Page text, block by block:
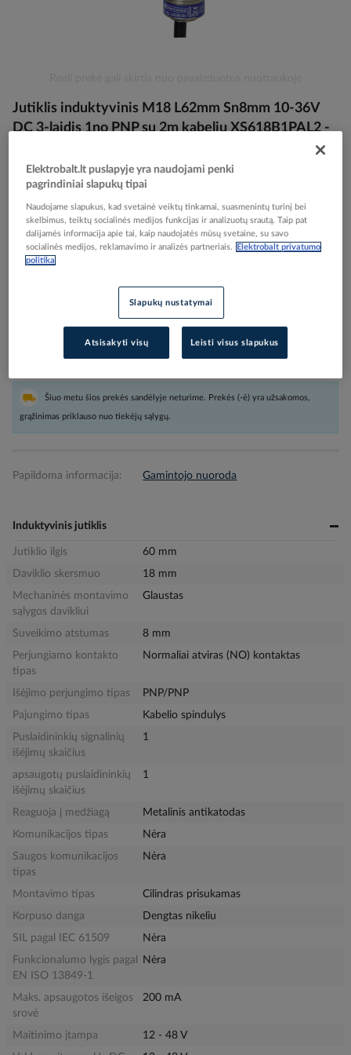
the
beginning
images
gallery
Jutiklis induktyvinis M18 L62mm Sn8mm 10-36V
DC 3-laidis 1no PNP su 2m kabeliu XS618B1PAL2 -
EAN kodas
3389110146349
Gamintojo prekės kodas
XS618B1PAL2
Pristatymo laikas Užsakoma pagal poreikį
Šiuo metu šios prekės sandėlyje neturime. Prekės (-ė) yra užsakomos,
grąžinimas priklauso nuo tiekėjų sąlygų.
Papildoma informacija: Gamintojo nuoroda
Induktyvinis jutiklis
Jutiklio ilgis
60 mm
Daviklio skersmuo
18 mm
Mechaninės montavimo
sąlygos davikliui
Glaustas
Suveikimo atstumas
8 mm
Perjungiamo kontakto
tipas
Normaliai atviras (NO) kontaktas
Išėjimo perjungimo tipas
PNP/PNP
Pajungimo tipas
Kabelio spindulys
Puslaidininkių signalinių
išėjimų skaičius
1
apsaugotų puslaidininkių
išėjimų skaičius
1
Reaguoja į medžiagą
Metalinis antikatodas
Komunikacijos tipas
Nėra
Saugos komunikacijos
tipas
Nėra
Montavimo tipas
Cilindras prisukamas
Korpuso danga
Dengtas nikeliu
SIL pagal IEC 61509
Nėra
Funkcionalumo lygis pagal
EN ISO 13849-1
Nėra
Maks. apsaugotos išeigos
srovė
200 mA
Maitinimo įtampa
12 - 48 V
Elektrobalt.lt puslapyje yra naudojami penki
pagrindiniai slapukų tipai
Naudojame slapukus, kad svetainė veiktų tinkamai, suasmenintų turinį bei
skelbimus, teiktų socialinės medijos funkcijas ir analizuotų srautą. Taip pat
dalijamės informacija apie tai, kaip naudojatės mūsų svetaine, su savo
socialinės medijos, reklamavimo ir analizės partneriais.
Elektrobalt privatumo
politika
Slapukų nustatymai
Atsisakyti visų Leisti visus slapukus